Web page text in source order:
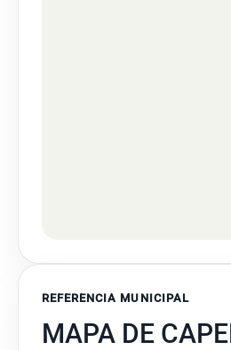
REFERENCIA MUNICIPAL
MAPA DE